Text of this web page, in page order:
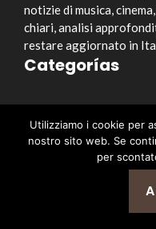
notizie di musica,
chiari, analisi
restare aggiornato in
Categorías
Musica
Cinema e Serie TV
Style&Culture
Enlaces útiles
Utilizziamo i cookie per
nostro sito web. Se
per